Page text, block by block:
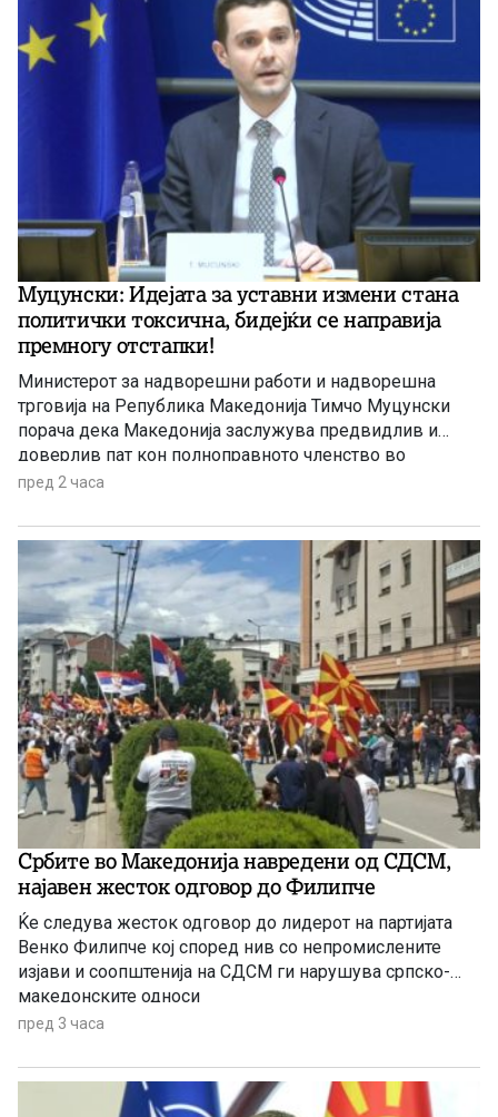
Муцунски: Идејата за уставни измени стана
политички токсична, бидејќи се направија
премногу отстапки!
Министерот за надворешни работи и надворешна
трговија на Република Македонија Тимчо Муцунски
порача дека Македонија заслужува предвидлив и
доверлив пат кон полноправното членство во
Европската Унија, оценувајќи дека граѓаните се уморни
Оваа изјава тој ја даде за денешното утринско издание
„Плејбук“ на бриселскиот аналитички портал за
европски прашања „Политико“. Притоа Муцунски
истакна дека „идејата за уставни измени станала
политички токсична“, поради, како што истакна,
„премногуте направени отстапки“, а од друга страна и
сомнежот дека Бугарија ќе поставува нови барања во
иднина.
пред 2 часа
Србите во Македонија навредени од СДСМ,
најавен жесток одговор до Филипче
Ќе следува жесток одговор до лидерот на партијата
Венко Филипче кој според нив со непромислените
изјави и соопштенија на СДСМ ги нарушува српско-
македонските односи
пред 3 часа